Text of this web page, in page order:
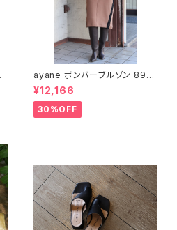
ayane ボンバーブルゾン 8961
03
¥12,166
30%OFF